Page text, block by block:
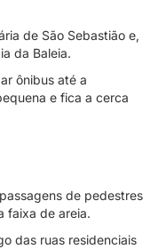
de São Sebastião e,
da Baleia.
ônibus até a
e fica a cerca
de pedestres
faixa de areia.
das ruas residenciais